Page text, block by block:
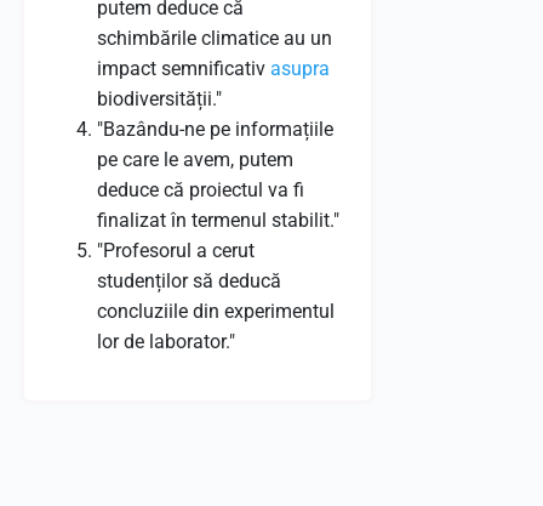
putem deduce că
schimbările climatice au un
impact semnificativ asupra
biodiversității."
"Bazându-ne pe informațiile
pe care le avem, putem
deduce că proiectul va fi
finalizat în termenul stabilit."
"Profesorul a cerut
studenților să deducă
concluziile din experimentul
lor de laborator."